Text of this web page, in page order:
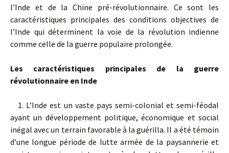
l’Inde et de la Chine pré-révolutionnaire. Ce sont les
caractéristiques principales des conditions objectives de
l’Inde qui déterminent la voie de la révolution indienne
comme celle de la guerre populaire prolongée.
Les caractéristiques principales de la guerre
révolutionnaire en Inde
1. L’Inde est un vaste pays semi-colonial et semi-féodal
ayant un développement politique, économique et social
inégal avec un terrain favorable à la guérilla. Il a été témoin
d’une longue période de lutte armée de la paysannerie et